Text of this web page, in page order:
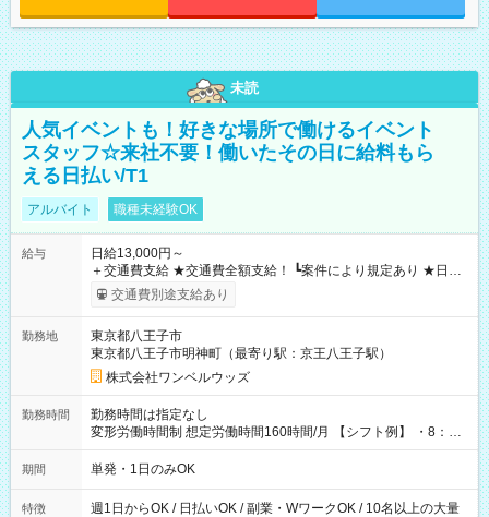
未読
人気イベントも！好きな場所で働けるイベント
スタッフ☆来社不要！働いたその日に給料もら
える日払い/T1
アルバイト 職種未経験OK
給与
日給13,000円～
＋交通費支給 ★交通費全額支給！ ┗案件により規定あり ★日払
いOK！（規定あり） ┗働いたその日に現金GET♪ お仕事後はコ
ンビニATMから 日払い分を引き落とせます！ 【試用期間】試
交通費別途支給あり
勤務地
東京都八王子市
東京都八王子市明神町（最寄り駅：京王八王子駅）
株式会社ワンベルウッズ
勤務時間
勤務時間は指定なし
変形労働時間制 想定労働時間160時間/月 【シフト例】 ・8：00
～21：00
期間 単発・1日のみOK
特徴
週1日からOK / 日払いOK / 副業・WワークOK / 10名以上の大量